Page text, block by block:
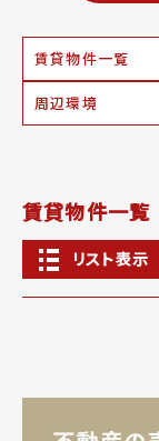
賃貸物件一覧
周辺環境
賃貸物件一覧
リスト表示